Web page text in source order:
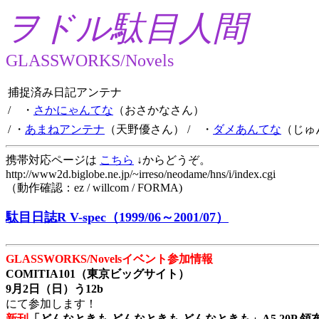
ヲドル駄目人間
GLASSWORKS/Novels
捕捉済み日記アンテナ
/ ・ さかにゃんてな （おさかなさん）
/ ・ あまねアンテナ （天野優さん） / ・ ダメあんてな （じ
携帯対応ページは こちら ↓からどうぞ。
http://www2d.biglobe.ne.jp/~irreso/neodame/hns/i/index.cgi
（動作確認：ez / willcom / FORMA)
駄目日誌R V-spec（1999/06～2001/07）
GLASSWORKS/Novelsイベント参加情報
COMITIA101（東京ビッグサイト）
9月2日（日）う12b
にて参加します！